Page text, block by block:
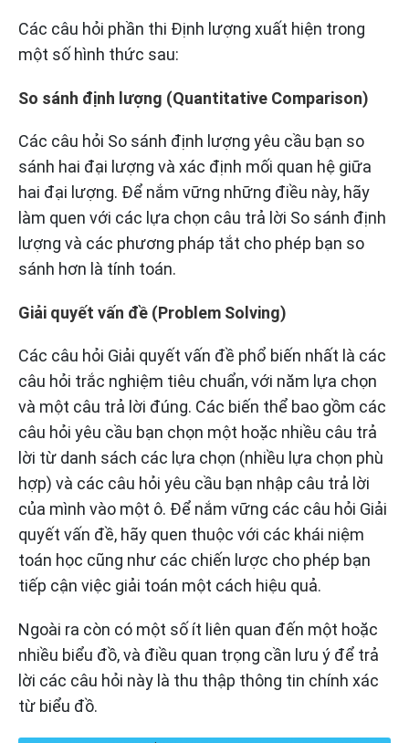
Các câu hỏi phần thi Định lượng xuất hiện trong
một số hình thức sau:
So sánh định lượng (Quantitative Comparison)
Các câu hỏi So sánh định lượng yêu cầu bạn so
sánh hai đại lượng và xác định mối quan hệ giữa
hai đại lượng. Để nắm vững những điều này, hãy
làm quen với các lựa chọn câu trả lời So sánh định
lượng và các phương pháp tắt cho phép bạn so
sánh hơn là tính toán.
Giải quyết vấn đề (Problem Solving)
Các câu hỏi Giải quyết vấn đề phổ biến nhất là các
câu hỏi trắc nghiệm tiêu chuẩn, với năm lựa chọn
và một câu trả lời đúng. Các biến thể bao gồm các
câu hỏi yêu cầu bạn chọn một hoặc nhiều câu trả
lời từ danh sách các lựa chọn (nhiều lựa chọn phù
hợp) và các câu hỏi yêu cầu bạn nhập câu trả lời
của mình vào một ô. Để nắm vững các câu hỏi Giải
quyết vấn đề, hãy quen thuộc với các khái niệm
toán học cũng như các chiến lược cho phép bạn
tiếp cận việc giải toán một cách hiệu quả.
Ngoài ra còn có một số ít liên quan đến một hoặc
nhiều biểu đồ, và điều quan trọng cần lưu ý để trả
lời các câu hỏi này là thu thập thông tin chính xác
từ biểu đồ.